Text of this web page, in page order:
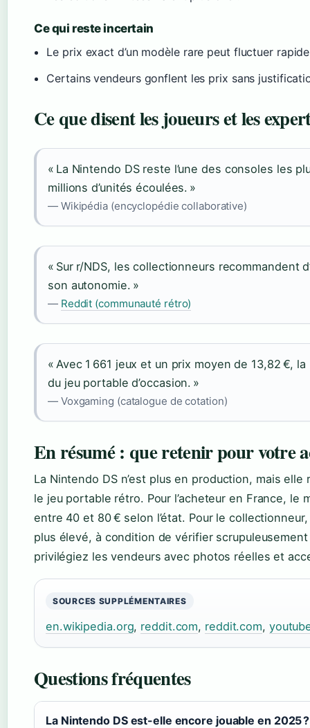
Ce qui reste incertain
Le prix exact d’un modèle rare peut fluctuer
Certains vendeurs gonflent les prix sans
Ce que disent les joueurs et les
« La Nintendo DS reste l’une des consoles les
millions d’unités écoulées. »
— Wikipédia (encyclopédie collaborative)
« Sur r/NDS, les collectionneurs recommandent
son autonomie. »
— Reddit (communauté rétro)
« Avec 1 661 jeux et un prix moyen de 13,82 €,
du jeu portable d’occasion. »
— Voxgaming (catalogue de cotation)
En résumé : que retenir pour votre
La Nintendo DS n’est plus en production, mais
le jeu portable rétro. Pour l’acheteur en France,
entre 40 et 80 € selon l’état. Pour le
plus élevé, à condition de vérifier
privilégiez les vendeurs avec photos réelles et
SOURCES SUPPLÉMENTAIRES
en.wikipedia.org, reddit.com, reddit.com,
Questions fréquentes
La Nintendo DS est-elle encore jouable en 2025 ?